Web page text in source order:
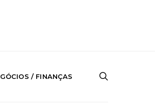
/ FINANÇAS